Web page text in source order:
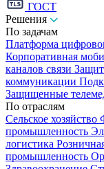
ГОСТ
Решения
По задачам
Платформа
Корпоративная
каналов связи
коммуникации
Защищенные
По отраслям
Сельское хозяйство
промышленность
логистика
промышленность